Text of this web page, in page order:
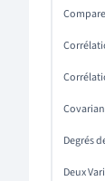
Degrés
Deux